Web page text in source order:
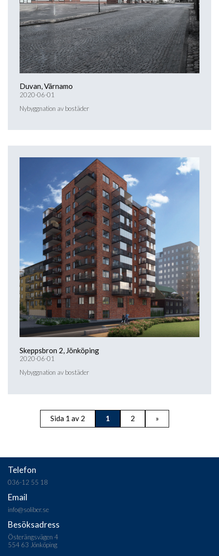
Duvan, Värnamo
2020-06-01
Nybyggnation av bostäder
Skeppsbron 2, Jönköping
2020-06-01
Nybyggnation av bostäder
Sida 1 av 2 1 2 »
Telefon
036-12 55 18
Email
info@soliber.se
Besöksadress
Österängsvägen 4
554 63 Jönköping